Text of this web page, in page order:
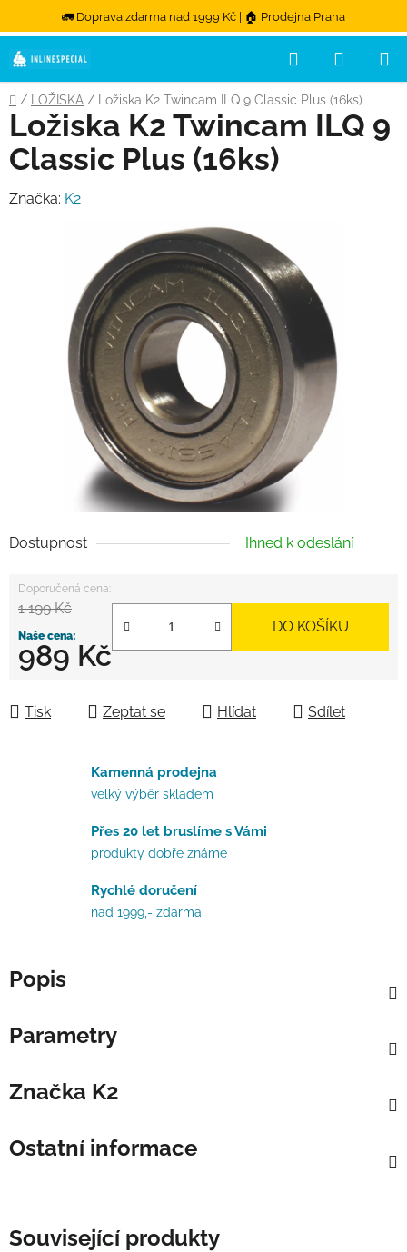
🚛 Doprava zdarma nad 1999 Kč | 🏠 Prodejna Praha
Přejít na obsah
Hledat
Domů
/ LOŽISKA / Ložiska K2 Twincam ILQ 9 Classic Plus (16ks)
Dostupnost Ihned k odeslání
1 199 Kč
989 Kč
DO KOŠÍKU
Tisk Zeptat se Hlídat Sdílet
Ložiska K2 Twincam ILQ 9
Classic Plus (16ks)
Značka: K2
Kamenná prodejna
velký výběr skladem
Přes 20 let bruslíme s Vámi
produkty dobře známe
Rychlé doručení
nad 1999,- zdarma
Popis
Parametry
Značka K2
Ostatní informace
Související produkty